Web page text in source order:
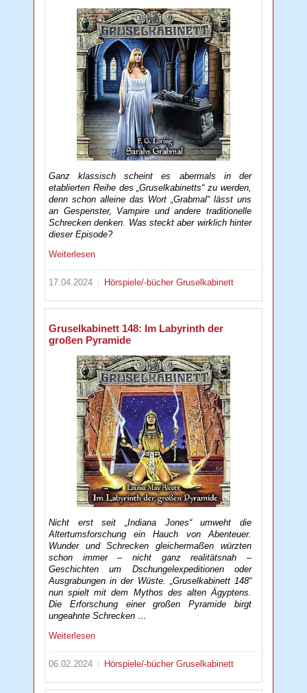
Ganz klassisch scheint es abermals in der
etablierten Reihe des „Gruselkabinetts“ zu werden,
denn schon alleine das Wort „Grabmal“ lässt uns
an Gespenster, Vampire und andere traditionelle
Schrecken denken. Was steckt aber wirklich hinter
dieser Episode?
Weiterlesen
17.04.2024 Hörspiele/-bücherGruselkabinett
Gruselkabinett 148: Im Labyrinth der
großen Pyramide
Nicht erst seit „Indiana Jones“ umweht die
Altertumsforschung ein Hauch von Abenteuer.
Wunder und Schrecken gleichermaßen würzten
schon immer – nicht ganz realitätsnah –
Geschichten um Dschungelexpeditionen oder
Ausgrabungen in der Wüste. „Gruselkabinett 148“
nun spielt mit dem Mythos des alten Ägyptens.
Die Erforschung einer großen Pyramide birgt
ungeahnte Schrecken …
Weiterlesen
06.02.2024 Hörspiele/-bücherGruselkabinett